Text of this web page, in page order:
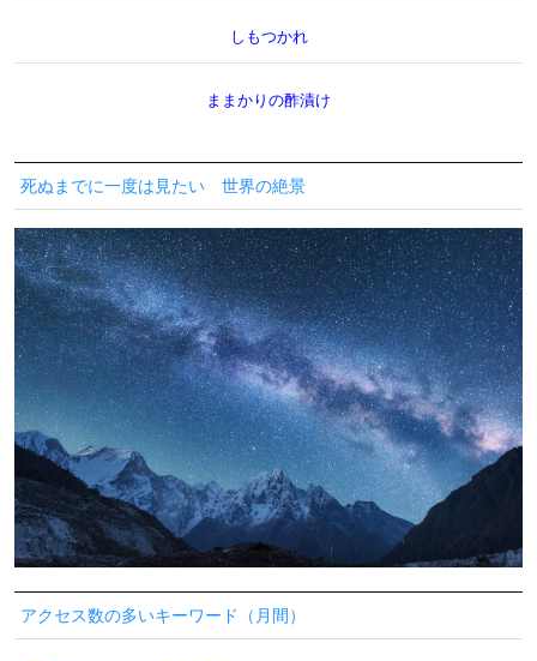
しもつかれ
ままかりの酢漬け
死ぬまでに一度は見たい 世界の絶景
アクセス数の多いキーワード（月間）